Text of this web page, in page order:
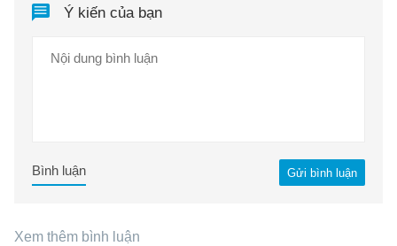
Ý kiến của bạn
Gửi bình luận
Bình luận
Xem thêm bình luận